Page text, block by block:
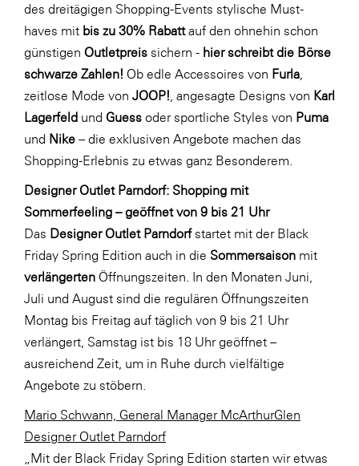
kosaplaner
LAT Nitrogen
Libro
Lidl Österreich
Die Menü-Manufaktur
MTH Retail Group
OMV
OptimaMed
PAGRO
PHH Rechtsanwält:innen
Primark
Salesforce
sebamed
SeneCura
SERVICE&MORE
SKINUANCE®
des dreitägigen Shopping-Events stylische Must-
haves mit bis zu 30% Rabattauf den ohnehin schon
günstigen Outletpreis sichern - hier schreibt die Börse
schwarze Zahlen! Ob edle Accessoires von Furla
zeitlose Mode von JOOP! , angesagte Designs von Karl
Lagerfeld und Guess oder sportliche Styles von Puma
und Nike – die exklusiven Angebote machen das
Shopping-Erlebnis zu etwas ganz Besonderem.
Designer Outlet Parndorf: Shopping mit
Sommerfeeling – geöffnet von 9 bis 21 Uhr
Das Designer Outlet Parndorfstartet mit der Black
Friday Spring Edition auch in die Sommersaison mit
verlängerten Öffnungszeiten. In den Monaten Juni,
Juli und August sind die regulären Öffnungszeiten
Montag bis Freitag auf täglich von 9 bis 21 Uhr
verlängert, Samstag ist bis 18 Uhr geöffnet –
ausreichend Zeit, um in Ruhe durch vielfältige
Angebote zu stöbern.
Mario Schwann, General Manager McArthurGlen
Designer Outlet Parndorf
„Mit der Black Friday Spring Edition starten wir etwas